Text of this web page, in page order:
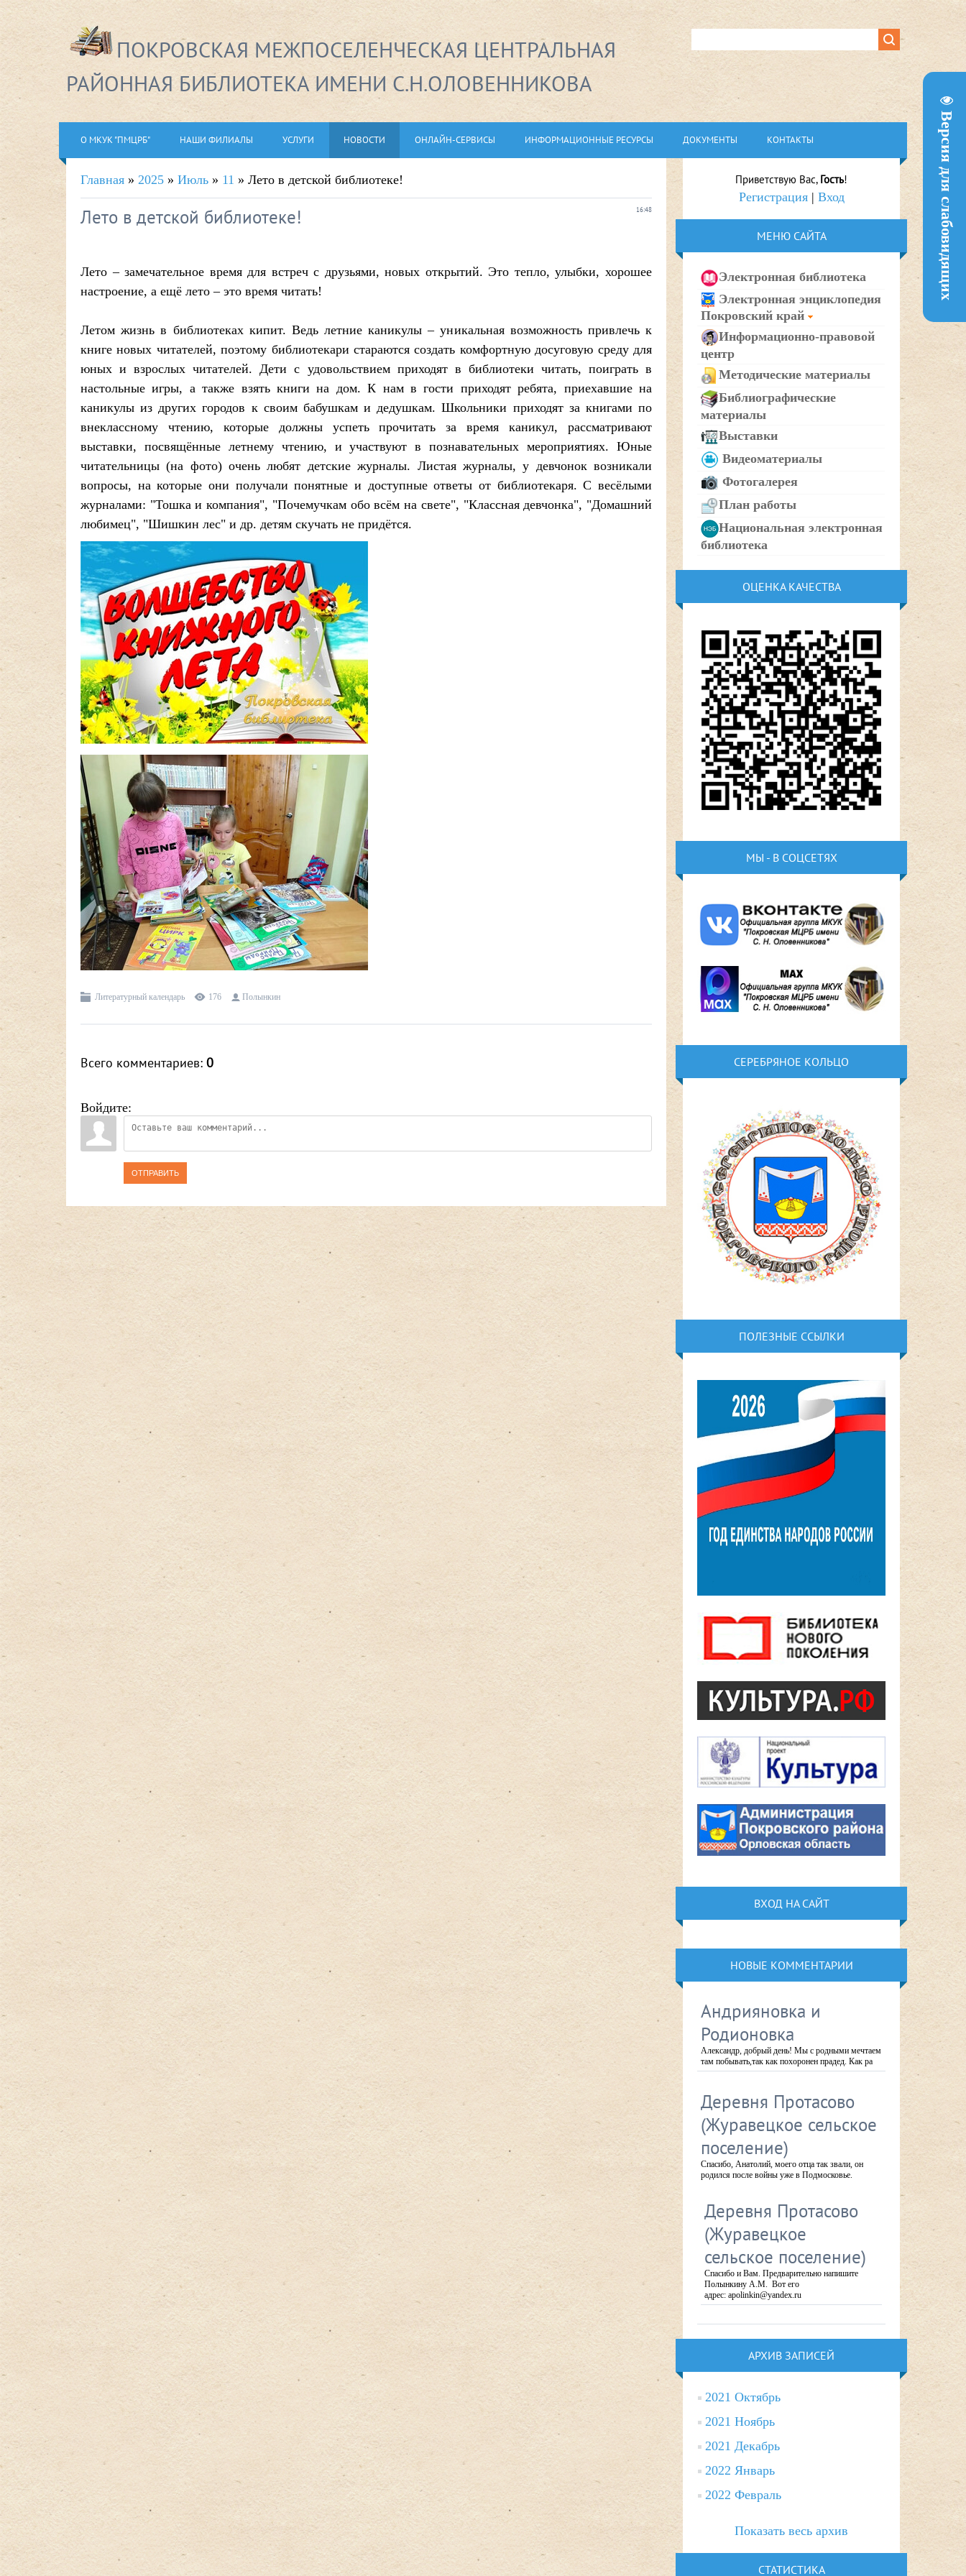
Версия для слабовидящих
ПОКРОВСКАЯ МЕЖПОСЕЛЕНЧЕСКАЯ ЦЕНТРАЛЬНАЯ
РАЙОННАЯ БИБЛИОТЕКА ИМЕНИ С.Н.ОЛОВЕННИКОВА
О МКУК "ПМЦРБ" НАШИ ФИЛИАЛЫ УСЛУГИ НОВОСТИ ОНЛАЙН-СЕРВИСЫ ИНФОРМАЦИОННЫЕ РЕСУРСЫ ДОКУМЕНТЫ КОНТАКТЫ
Главная » 2025 » Июль » 11 » Лето в детской библиотеке!
16:48
Лето в детской библиотеке!
Лето – замечательное время для встреч с друзьями, новых открытий. Это тепло, улыбки, хорошее
настроение, а ещё лето – это время читать!
Летом жизнь в библиотеках кипит. Ведь летние каникулы – уникальная возможность привлечь к
книге новых читателей, поэтому библиотекари стараются создать комфортную досуговую среду для
юных и взрослых читателей. Дети с удовольствием приходят в библиотеки читать, поиграть в
настольные игры, а также взять книги на дом. К нам в гости приходят ребята, приехавшие на
каникулы из других городов к своим бабушкам и дедушкам. Школьники приходят за книгами по
внеклассному чтению, которые должны успеть прочитать за время каникул, рассматривают
выставки, посвящённые летнему чтению, и участвуют в познавательных мероприятиях. Юные
читательницы (на фото) очень любят детские журналы. Листая журналы, у девчонок возникали
вопросы, на которые они получали понятные и доступные ответы от библиотекаря. С весёлыми
журналами: "Тошка и компания", "Почемучкам обо всём на свете", "Классная девчонка", "Домашний
любимец", "Шишкин лес" и др. детям скучать не придётся.
Литературный календарь 176 Полынкин
Всего комментариев: 0
Войдите:
ОТПРАВИТЬ
Приветствую Вас, Гость!
Регистрация| Вход
МЕНЮ САЙТА
Электронная библиотека
Электронная энциклопедия
Покровский край
Информационно-правовой
центр
Методические материалы
Библиографические
материалы
Выставки
Видеоматериалы
Фотогалерея
План работы
Национальная электронная
библиотека
ОЦЕНКА КАЧЕСТВА
МЫ - В СОЦСЕТЯХ
СЕРЕБРЯНОЕ КОЛЬЦО
ПОЛЕЗНЫЕ ССЫЛКИ
ВХОД НА САЙТ
НОВЫЕ КОММЕНТАРИИ
Андрияновка и
Родионовка
Александр, добрый день! Мы с родными мечтаем
там побывать,так как похоронен прадед. Как ра
Деревня Протасово
(Журавецкое сельское
поселение)
Спасибо, Анатолий, моего отца так звали, он
родился после войны уже в Подмосковье.
Деревня Протасово
(Журавецкое
сельское поселение)
Спасибо и Вам. Предварительно напишите
Полынкину А.М. Вот его
адрес: apolinkin@yandex.ru
АРХИВ ЗАПИСЕЙ
2021 Октябрь
2021 Ноябрь
2021 Декабрь
2022 Январь
2022 Февраль
Показать весь архив
СТАТИСТИКА